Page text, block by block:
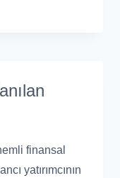
finansal
yatırımcının